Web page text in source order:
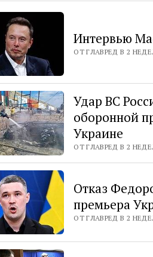
Интервью
ОТ ГЛАВРЕД В 2
Удар ВС
оборонной
Украине
ОТ ГЛАВРЕД В 2
Отказ
премьера
ОТ ГЛАВРЕД В 2